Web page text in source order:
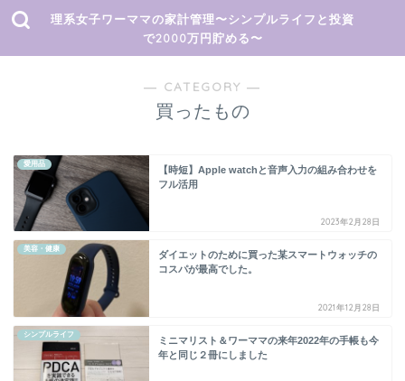
理系女子ワーママの家計管理〜シンプルライフと投資
で2000万円貯める〜
― CATEGORY ―
買ったもの
愛用品
【時短】Apple watchと音声入力の組み合わせを
フル活用
2023年2月28日
美容・健康
ダイエットのために買った某スマートウォッチの
コスパが最高でした。
2021年12月28日
シンプルライフ
ミニマリスト＆ワーママの来年2022年の手帳も今
年と同じ２冊にしました